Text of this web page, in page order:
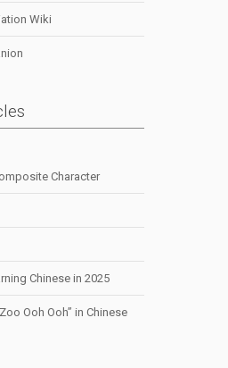
Wiki
Character
Chinese in 2025
Ooh Ooh” in Chinese